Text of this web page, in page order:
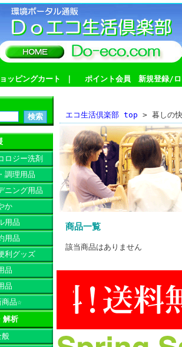
ッピングカート ポイント会員 新規登録/ロ
ロジー洗剤
調理用品
ニング用品
か
用品
用品
利グッズ
品
品
商品☆
解析
般
エコ生活倶楽部 top > 暮しの
商品一覧
該当商品はありません